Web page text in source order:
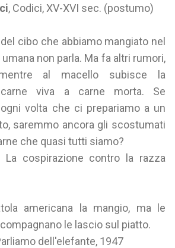
, Codici, XV-XVI sec. (postumo)
cibo che abbiamo mangiato nel
non parla. Ma fa altri rumori,
al macello subisce la
viva a carne morta. Se
volta che ci prepariamo a un
saremmo ancora gli scostumati
che quasi tutti siamo?
La cospirazione contro la razza
americana la mangio, ma le
le lascio sul piatto.
dell'elefante, 1947